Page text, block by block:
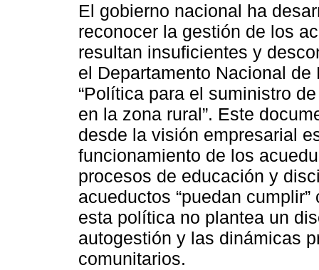
El gobierno nacional ha
reconocer la gestión de los
resultan insuficientes y
el Departamento Nacional
“Política para el suministro
en la zona rural”. Este
desde la visión empresarial
funcionamiento de los
procesos de educación y
acueductos “puedan
esta política no plantea un
autogestión y las dinámicas
comunitarios.